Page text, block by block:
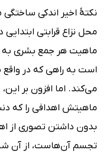
نکتۀ اخیر اندکی
محل نزاع قرابتی ابتدایی
ماهیت هر جمع بشری به
است به راهی که در
می‌کند. اما افزون بر
ماهیتش اهدافی را که
بدون داشتن تصوری از
تجسم آن‌هاست، از آن